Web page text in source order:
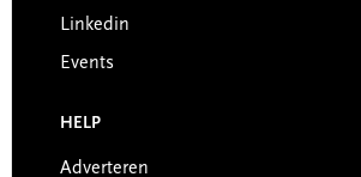
Linkedin
Events
HELP
Adverteren